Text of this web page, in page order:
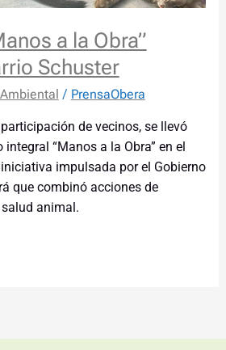
a la Obra”
Schuster
/ PrensaObera
de vecinos, se llevó
“Manos a la Obra” en el
impulsada por el Gobierno
que combinó acciones de
animal.